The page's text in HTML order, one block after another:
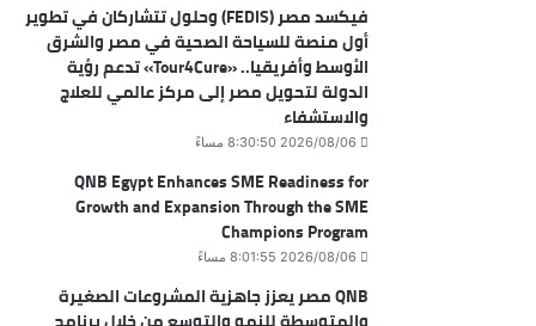
فيكسد مصر (FEDIS) وحلول تتشاركان في تطوير
أول منصة للسياحة الصحية في مصر والشرق
الأوسط وأفريقيا.. «Tour4Cure» تدعم رؤية
الدولة لتحويل مصر إلى مركز عالمي للعلاج
والاستشفاء
2026/08/06 8:30:50 مساءً
QNB Egypt Enhances SME Readiness for
Growth and Expansion Through the SME
Champions Program
2026/08/06 8:01:55 مساءً
QNB مصر يعزز جاهزية المشروعات الصغيرة